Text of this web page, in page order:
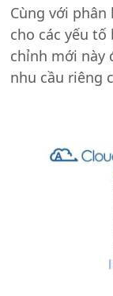
Cùng với
cho các yếu
chỉnh mới này
nhu cầu riêng